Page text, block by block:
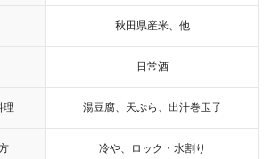
秋田県産米、他
日常酒
理 湯豆腐、天ぷら、出汁巻玉子
冷や、ロック・水割り